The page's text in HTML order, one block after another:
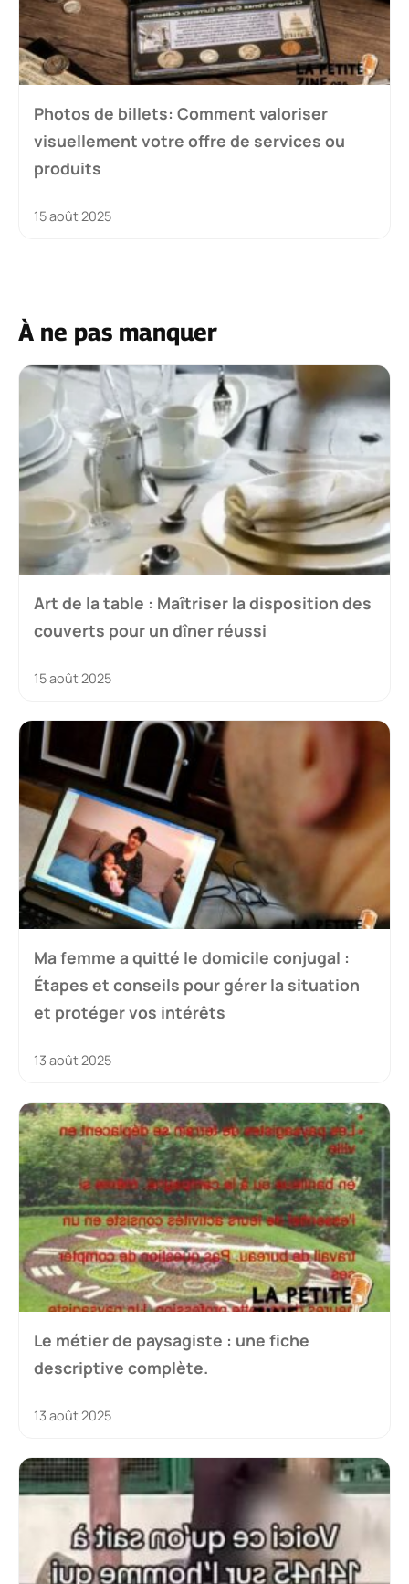
Photos de billets: Comment valoriser
visuellement votre offre de services ou
produits
15 août 2025
À ne pas manquer
Art de la table : Maîtriser la disposition des
couverts pour un dîner réussi
15 août 2025
Ma femme a quitté le domicile conjugal :
Étapes et conseils pour gérer la situation
et protéger vos intérêts
13 août 2025
Le métier de paysagiste : une fiche
descriptive complète.
13 août 2025